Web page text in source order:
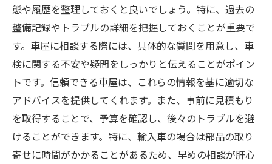
態や履歴を整理しておくと良いでしょう。特に、過去の
整備記録やトラブルの詳細を把握しておくことが重要で
す。車屋に相談する際には、具体的な質問を用意し、車
検に関する不安や疑問をしっかりと伝えることがポイン
トです。信頼できる車屋は、これらの情報を基に適切な
アドバイスを提供してくれます。また、事前に見積もり
を取得することで、予算を確認し、後々のトラブルを避
けることができます。特に、輸入車の場合は部品の取り
寄せに時間がかかることがあるため、早めの相談が肝心